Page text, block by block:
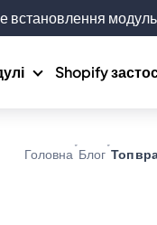
Shopify
Головна Блог Топ
встановлення